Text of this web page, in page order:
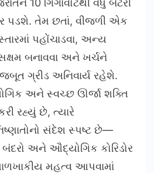
પડશે. તેમ છતાં, વીજળી એક
પહોંચાડવા, અન્ય
બનાવવા અને ખર્ચને
ગ્રીડ અનિવાર્ય રહેશે.
અને સ્વચ્છ ઊર્જા શક્તિ
રહ્યું છે, ત્યારે
સંદેશ સ્પષ્ટ છે—
અને ઔદ્યોગિક કોરિડોર
મહત્વ આપવામાં